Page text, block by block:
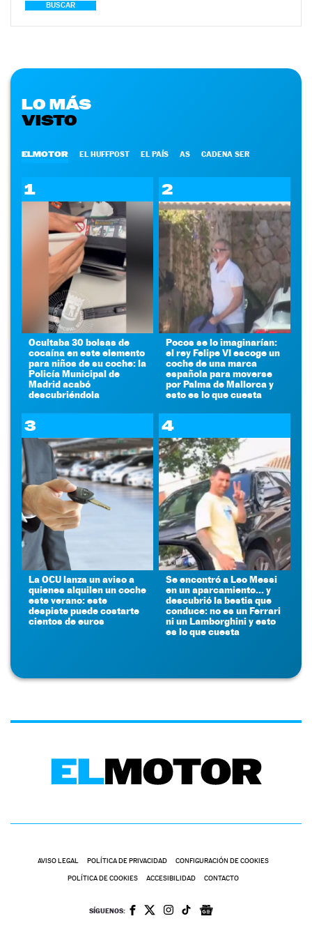
BUSCAR
LO MÁS
VISTO
ELMOTOR EL HUFFPOST EL PAÍS AS CADENA SER
1
Ocultaba 30 bolsas de
cocaína en este elemento
para niños de su coche: la
Policía Municipal de
Madrid acabó
descubriéndola
2
Pocos se lo imaginarían:
el rey Felipe VI escoge un
coche de una marca
española para moverse
por Palma de Mallorca y
esto es lo que cuesta
3
La OCU lanza un aviso a
quienes alquilen un coche
este verano: este
despiste puede costarte
cientos de euros
4
Se encontró a Leo Messi
en un aparcamiento... y
descubrió la bestia que
conduce: no es un Ferrari
ni un Lamborghini y esto
es lo que cuesta
AVISO LEGAL POLÍTICA DE PRIVACIDAD CONFIGURACIÓN DE COOKIES
POLÍTICA DE COOKIES ACCESIBILIDAD CONTACTO
SÍGUENOS: